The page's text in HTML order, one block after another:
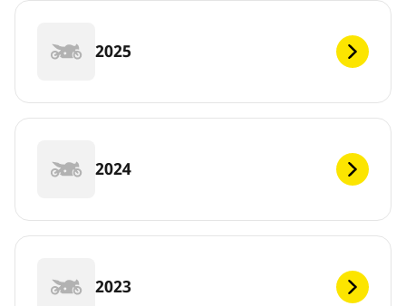
2025
2024
2023